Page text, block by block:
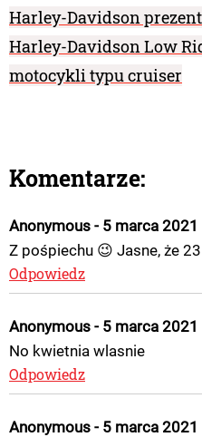
Harley-Davidson
Harley-Davidson Low
motocykli typu cruiser
Komentarze:
Anonymous - 5 marca 2021
Z pośpiechu 😉 Jasne, że
Odpowiedz
Anonymous - 5 marca 2021
No kwietnia wlasnie
Odpowiedz
Anonymous - 5 marca 2021